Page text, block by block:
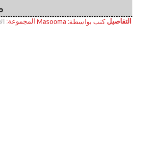
التفاصيل كتب بواسطة: Masooma المجموعة: